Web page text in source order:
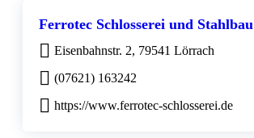
Ferrotec Schlosserei und Stahlbau
Eisenbahnstr. 2, 79541 Lörrach
(07621) 163242
https://www.ferrotec-schlosserei.de